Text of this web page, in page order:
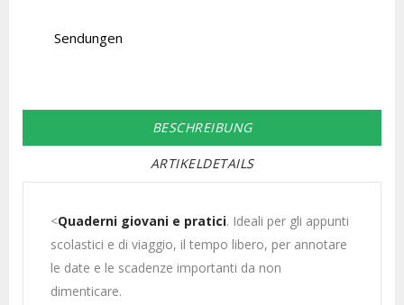
Sendungen
BESCHREIBUNG
ARTIKELDETAILS
<Quaderni giovani e pratici. Ideali per gli appunti
scolastici e di viaggio, il tempo libero, per annotare
le date e le scadenze importanti da non
dimenticare.